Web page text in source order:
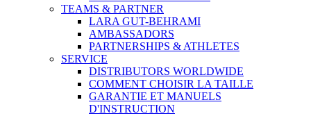
TEAMS & PARTNER
LARA GUT-BEHRAMI
AMBASSADORS
PARTNERSHIPS & ATHLETES
SERVICE
DISTRIBUTORS WORLDWIDE
COMMENT CHOISIR LA TAILLE
GARANTIE ET MANUELS
D'INSTRUCTION